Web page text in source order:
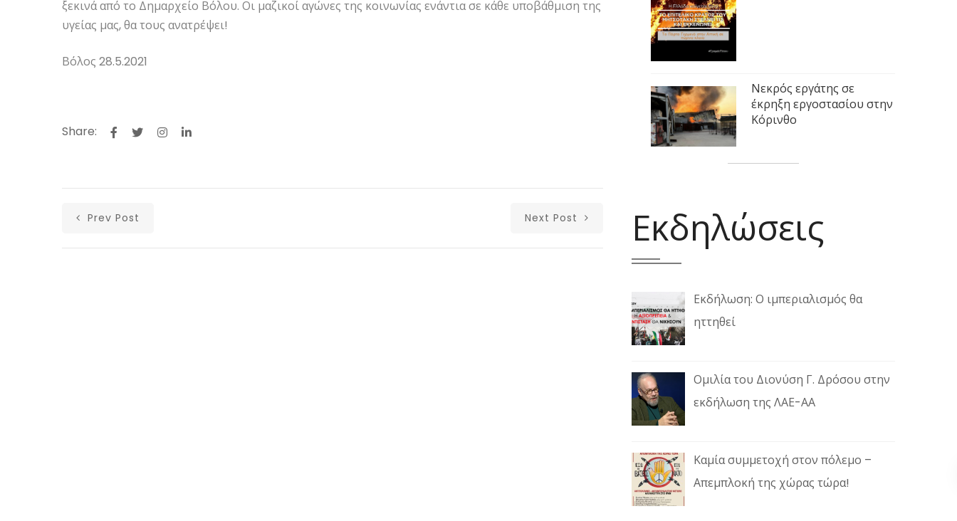
ξεκινά από το Δημαρχείο Βόλου. Οι μαζικοί αγώνες της κοινωνίας ενάντια σε κάθε υποβάθμιση της
υγείας μας, θα τους ανατρέψει!
Βόλος 28.5.2021
Share:
Prev Post Next Post
Νεκρός εργάτης σε
έκρηξη εργοστασίου στην
Κόρινθο
Εκδηλώσεις
Εκδήλωση: Ο ιμπεριαλισμός θα
ηττηθεί
Ομιλία του Διονύση Γ. Δρόσου στην
εκδήλωση της ΛΑΕ-ΑΑ
Καμία συμμετοχή στον πόλεμο –
Απεμπλοκή της χώρας τώρα!